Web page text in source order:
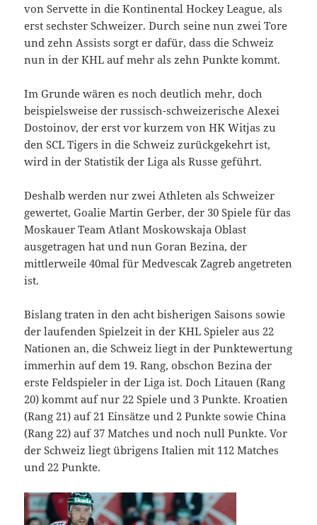
von Servette in die Kontinental Hockey League, als
erst sechster Schweizer. Durch seine nun zwei Tore
und zehn Assists sorgt er dafür, dass die Schweiz
nun in der KHL auf mehr als zehn Punkte kommt.
Im Grunde wären es noch deutlich mehr, doch
beispielsweise der russisch-schweizerische Alexei
Dostoinov, der erst vor kurzem von HK Witjas zu
den SCL Tigers in die Schweiz zurückgekehrt ist,
wird in der Statistik der Liga als Russe geführt.
Deshalb werden nur zwei Athleten als Schweizer
gewertet, Goalie Martin Gerber, der 30 Spiele für das
Moskauer Team Atlant Moskowskaja Oblast
ausgetragen hat und nun Goran Bezina, der
mittlerweile 40mal für Medvescak Zagreb angetreten
ist.
Bislang traten in den acht bisherigen Saisons sowie
der laufenden Spielzeit in der KHL Spieler aus 22
Nationen an, die Schweiz liegt in der Punktewertung
immerhin auf dem 19. Rang, obschon Bezina der
erste Feldspieler in der Liga ist. Doch Litauen (Rang
20) kommt auf nur 22 Spiele und 3 Punkte. Kroatien
(Rang 21) auf 21 Einsätze und 2 Punkte sowie China
(Rang 22) auf 37 Matches und noch null Punkte. Vor
der Schweiz liegt übrigens Italien mit 112 Matches
und 22 Punkte.